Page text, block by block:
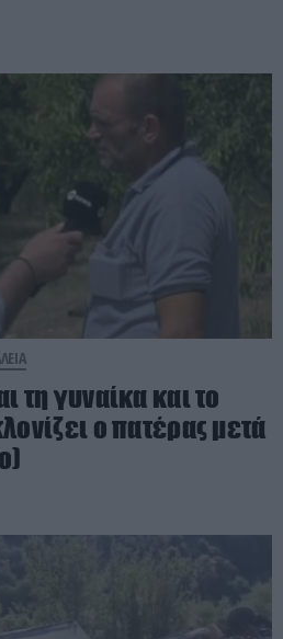
τη γυναίκα και το
ο πατέρας μετά